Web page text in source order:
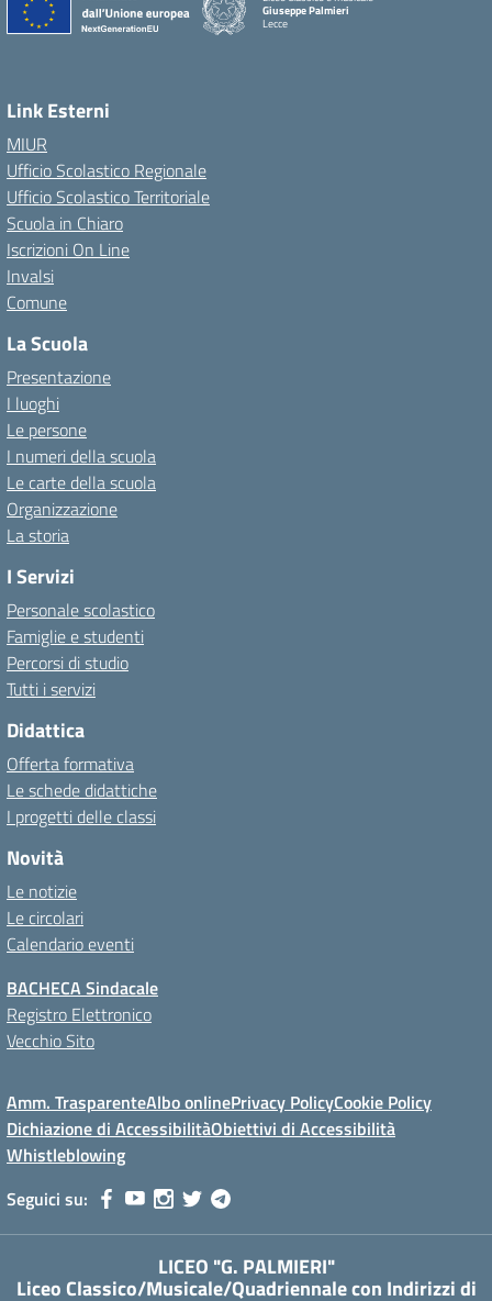
Giuseppe Palmieri
Lecce
Link Esterni
MIUR
Ufficio Scolastico Regionale
Ufficio Scolastico Territoriale
Scuola in Chiaro
Iscrizioni On Line
Invalsi
Comune
La Scuola
Presentazione
I luoghi
Le persone
I numeri della scuola
Le carte della scuola
Organizzazione
La storia
I Servizi
Personale scolastico
Famiglie e studenti
Percorsi di studio
Tutti i servizi
Didattica
Offerta formativa
Le schede didattiche
I progetti delle classi
Novità
Le notizie
Le circolari
Calendario eventi
BACHECA Sindacale
Registro Elettronico
Vecchio Sito
Amm. TrasparenteAlbo onlinePrivacy PolicyCookie Policy
Dichiazione di AccessibilitàObiettivi di Accessibilità
Whistleblowing
Seguici su:
LICEO "G. PALMIERI"
Liceo Classico/Musicale/Quadriennale con Indirizzi di